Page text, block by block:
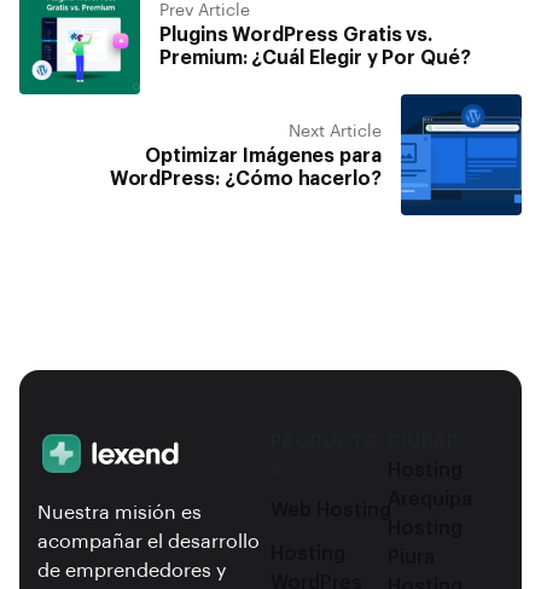
Prev Article
Plugins WordPress Gratis vs.
Premium: ¿Cuál Elegir y Por Qué?
Next Article
Optimizar Imágenes para
WordPress: ¿Cómo hacerlo?
Nuestra misión es
acompañar el desarrollo
de emprendedores y